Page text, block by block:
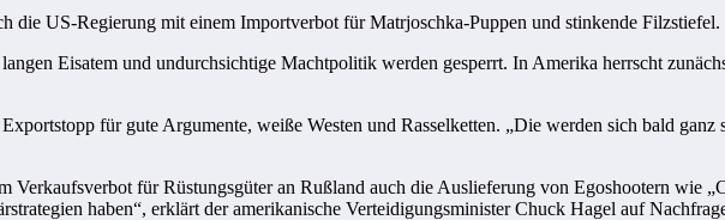
die US-Regierung mit einem Importverbot für Matrjoschka-Puppen und stinkende Filzstiefel.
Eisatem und undurchsichtige Machtpolitik werden gesperrt. In Amerika herrscht
für gute Argumente, weiße Westen und Rasselketten. „Die werden sich bald ganz
Verkaufsverbot für Rüstungsgüter an Rußland auch die Auslieferung von Egoshootern wie
haben“, erklärt der amerikanische Verteidigungsminister Chuck Hagel auf